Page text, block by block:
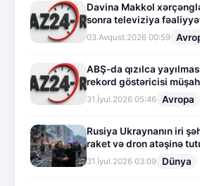
Davina Makkol
sonra televiziya
03.Avqust.2026 00:59
ABŞ-da qızılca
rekord göstəricisi
31.İyul.2026 05:46 Avropa
Rusiya Ukraynanın iri
raket və dron atəşinə
31.İyul.2026 03:09 Dünya